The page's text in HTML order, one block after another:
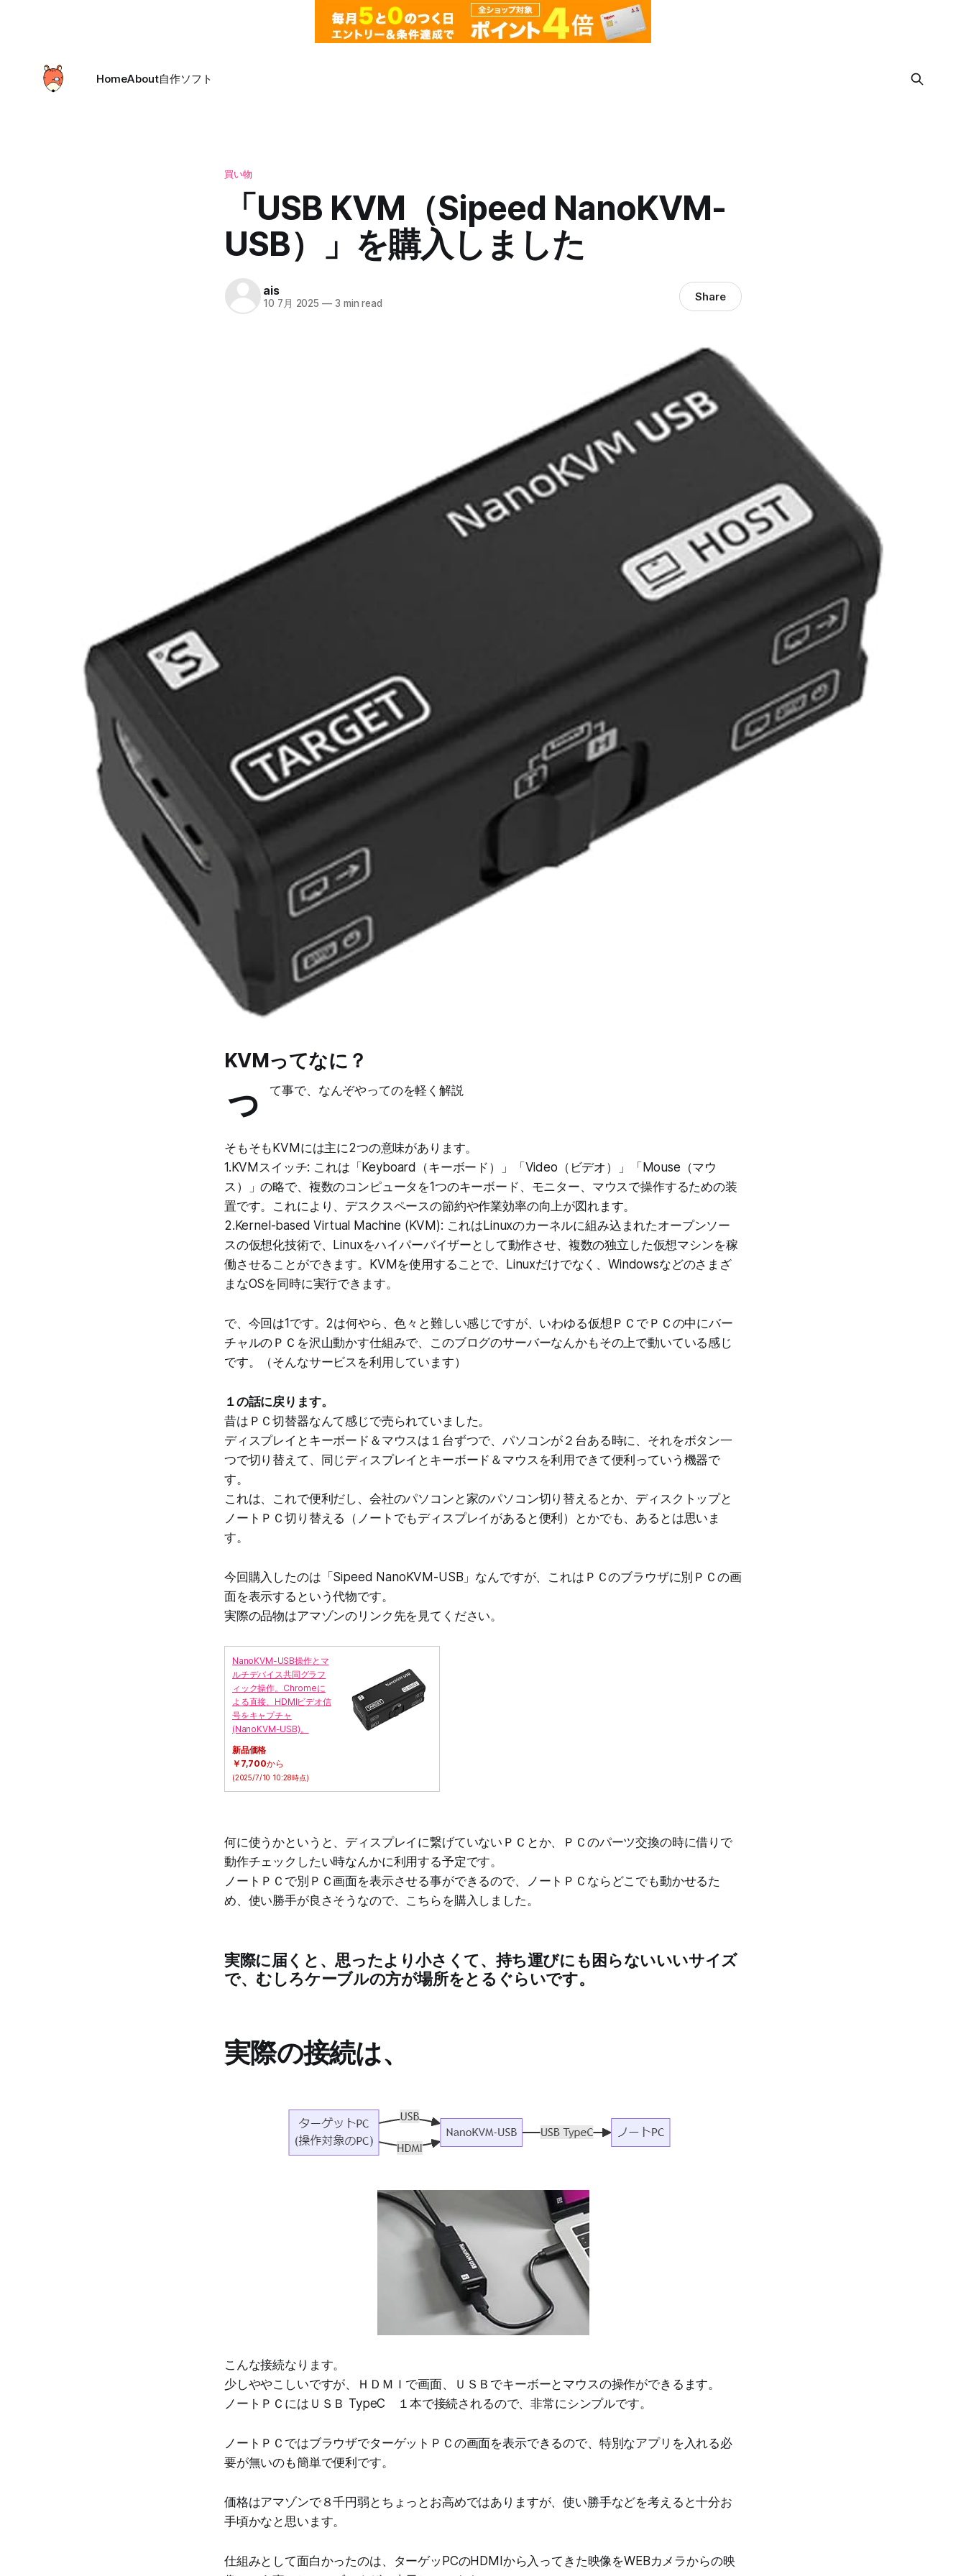
HomeAbout自作ソフト
買い物
「USB KVM（Sipeed NanoKVM-
USB）」を購入しました
ais
10 7月 2025 — 3 min read Share
KVMってなに？
っ て事で、なんぞやってのを軽く解説
そもそもKVMには主に2つの意味があります。
1.KVMスイッチ: これは「Keyboard（キーボード）」「Video（ビデオ）」「Mouse（マウ
ス）」の略で、複数のコンピュータを1つのキーボード、モニター、マウスで操作するための装
置です。これにより、デスクスペースの節約や作業効率の向上が図れます。
2.Kernel-based Virtual Machine (KVM): これはLinuxのカーネルに組み込まれたオープンソー
スの仮想化技術で、Linuxをハイパーバイザーとして動作させ、複数の独立した仮想マシンを稼
働させることができます。KVMを使用することで、Linuxだけでなく、Windowsなどのさまざ
まなOSを同時に実行できます。
で、今回は1です。2は何やら、色々と難しい感じですが、いわゆる仮想ＰＣでＰＣの中にバー
チャルのＰＣを沢山動かす仕組みで、このブログのサーバーなんかもその上で動いている感じ
です。（そんなサービスを利用しています）
１の話に戻ります。
昔はＰＣ切替器なんて感じで売られていました。
ディスプレイとキーボード＆マウスは１台ずつで、パソコンが２台ある時に、それをボタン一
つで切り替えて、同じディスプレイとキーボード＆マウスを利用できて便利っていう機器で
す。
これは、これで便利だし、会社のパソコンと家のパソコン切り替えるとか、ディスクトップと
ノートＰＣ切り替える（ノートでもディスプレイがあると便利）とかでも、あるとは思いま
す。
今回購入したのは「Sipeed NanoKVM-USB」なんですが、これはＰＣのブラウザに別ＰＣの画
面を表示するという代物です。
実際の品物はアマゾンのリンク先を見てください。
NanoKVM-USB操作とマ
ルチデバイス共同グラフ
ィック操作。Chromeに
よる直接、HDMIビデオ信
号をキャプチャ
(NanoKVM-USB)。
新品価格
￥7,700から
(2025/7/10 10:28時点)
何に使うかというと、ディスプレイに繋げていないＰＣとか、ＰＣのパーツ交換の時に借りで
動作チェックしたい時なんかに利用する予定です。
ノートＰＣで別ＰＣ画面を表示させる事ができるので、ノートＰＣならどこでも動かせるた
め、使い勝手が良さそうなので、こちらを購入しました。
実際に届くと、思ったより小さくて、持ち運びにも困らないいいサイズ
で、むしろケーブルの方が場所をとるぐらいです。
実際の接続は、
こんな接続なります。
少しややこしいですが、ＨＤＭＩで画面、ＵＳＢでキーボーとマウスの操作ができるます。
ノートＰＣにはＵＳＢ TypeC １本で接続されるので、非常にシンプルです。
ノートＰＣではブラウザでターゲットＰＣの画面を表示できるので、特別なアプリを入れる必
要が無いのも簡単で便利です。
価格はアマゾンで８千円弱とちょっとお高めではありますが、使い勝手などを考えると十分お
手頃かなと思います。
仕組みとして面白かったのは、ターゲッPCのHDMIから入ってきた映像をWEBカメラからの映